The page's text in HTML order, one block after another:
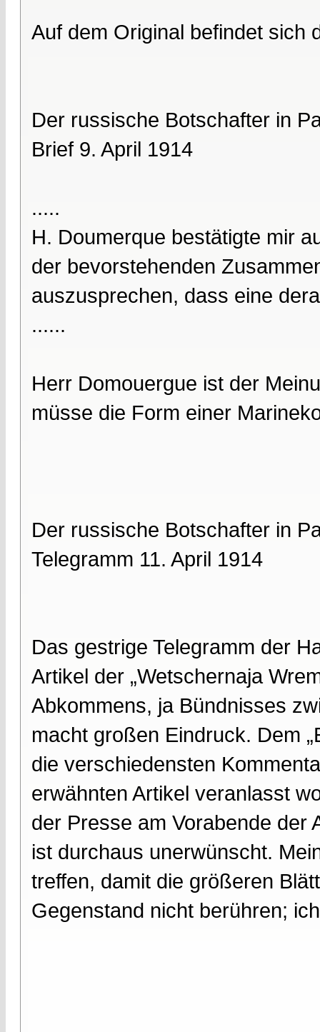
Auf dem Original befindet sich
Der russische Botschafter in
Brief 9. April 1914
.....
H. Doumerque bestätigte mir
der bevorstehenden
auszusprechen, dass eine
......
Herr Domouergue ist der
müsse die Form einer
Der russische Botschafter in
Telegramm 11. April 1914
Das gestrige Telegramm der
Artikel der „Wetschernaja
Abkommens, ja Bündnisses
macht großen Eindruck. Dem
die verschiedensten
erwähnten Artikel veranlasst
der Presse am Vorabende der
ist durchaus unerwünscht.
treffen, damit die größeren
Gegenstand nicht berühren;